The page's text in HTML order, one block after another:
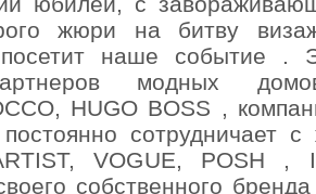
жюри на битву
наше событие .
модных
HUGO BOSS ,
сотрудничает
VOGUE, POSH ,
собственного